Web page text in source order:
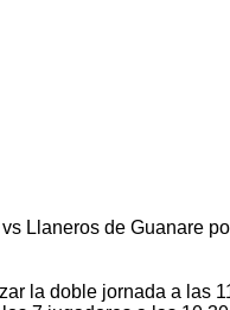
Llaneros de Guanare
la doble jornada a las